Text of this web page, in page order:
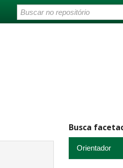
Busca
Orientador